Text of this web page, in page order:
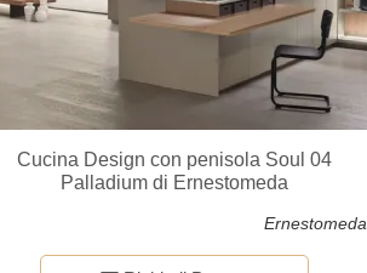
Cucina Design con penisola Soul 04
Palladium di Ernestomeda
Ernestomeda